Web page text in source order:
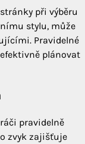
při výběru
stylu, může
Pravidelné
plánovat
pravidelně
zvyk zajišťuje